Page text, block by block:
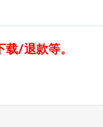
/退款等。